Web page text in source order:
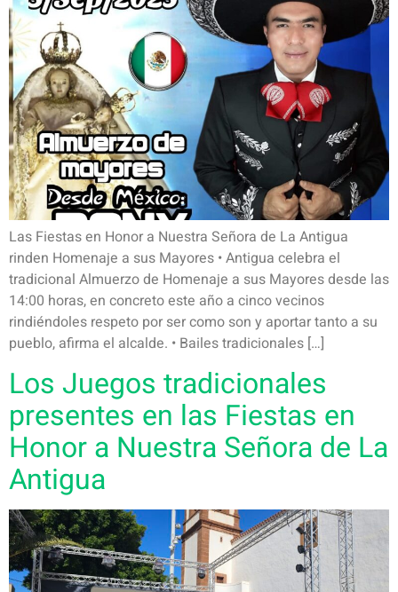
Las Fiestas en Honor a Nuestra Señora de La Antigua
rinden Homenaje a sus Mayores • Antigua celebra el
tradicional Almuerzo de Homenaje a sus Mayores desde las
14:00 horas, en concreto este año a cinco vecinos
rindiéndoles respeto por ser como son y aportar tanto a su
pueblo, afirma el alcalde. • Bailes tradicionales […]
Los Juegos tradicionales
presentes en las Fiestas en
Honor a Nuestra Señora de La
Antigua